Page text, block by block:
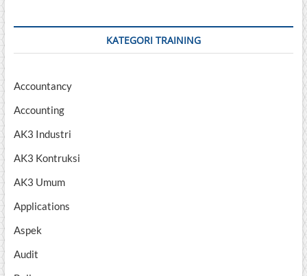
KATEGORI TRAINING
Accountancy
Accounting
AK3 Industri
AK3 Kontruksi
AK3 Umum
Applications
Aspek
Audit